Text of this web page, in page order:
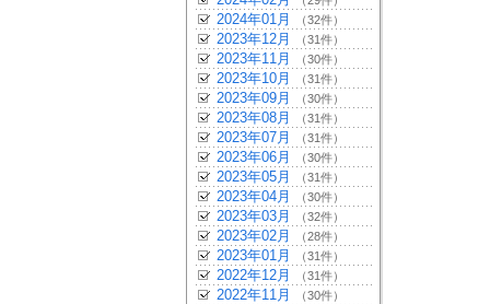
2024年01月 （32件）
2023年12月 （31件）
2023年11月 （30件）
2023年10月 （31件）
2023年09月 （30件）
2023年08月 （31件）
2023年07月 （31件）
2023年06月 （30件）
2023年05月 （31件）
2023年04月 （30件）
2023年03月 （32件）
2023年02月 （28件）
2023年01月 （31件）
2022年12月 （31件）
2022年11月 （30件）